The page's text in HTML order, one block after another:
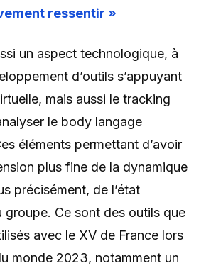
ressentir »
un aspect technologique, à
d’outils s’appuyant
mais aussi le tracking
le body langage
éléments permettant d’avoir
plus fine de la dynamique
précisément, de l’état
groupe. Ce sont des outils que
avec le XV de France lors
monde 2023, notamment un